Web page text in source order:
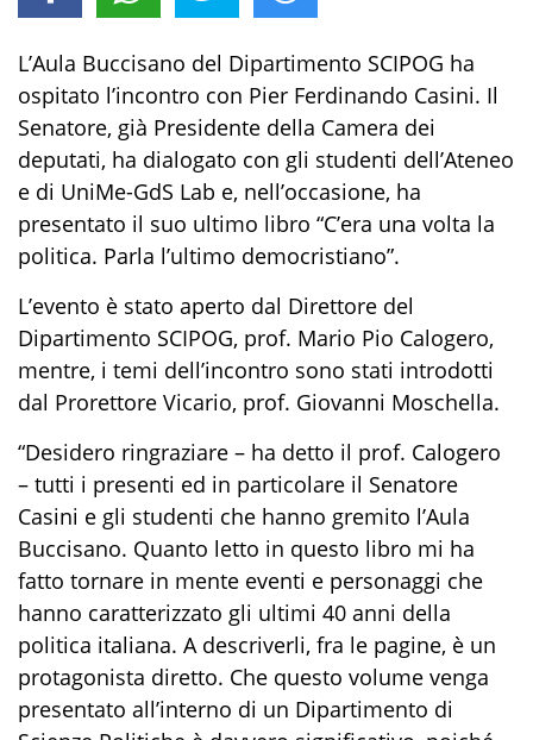
L’Aula Buccisano del Dipartimento SCIPOG ha
ospitato l’incontro con Pier Ferdinando Casini. Il
Senatore, già Presidente della Camera dei
deputati, ha dialogato con gli studenti dell’Ateneo
e di UniMe-GdS Lab e, nell’occasione, ha
presentato il suo ultimo libro “C’era una volta la
politica. Parla l’ultimo democristiano”.
L’evento è stato aperto dal Direttore del
Dipartimento SCIPOG, prof. Mario Pio Calogero,
mentre, i temi dell’incontro sono stati introdotti
dal Prorettore Vicario, prof. Giovanni Moschella.
“Desidero ringraziare – ha detto il prof. Calogero
– tutti i presenti ed in particolare il Senatore
Casini e gli studenti che hanno gremito l’Aula
Buccisano. Quanto letto in questo libro mi ha
fatto tornare in mente eventi e personaggi che
hanno caratterizzato gli ultimi 40 anni della
politica italiana. A descriverli, fra le pagine, è un
protagonista diretto. Che questo volume venga
presentato all’interno di un Dipartimento di